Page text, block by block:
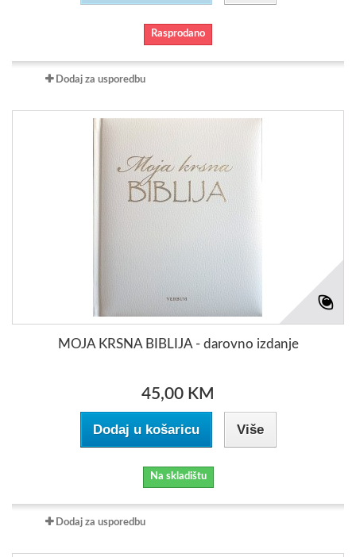
Rasprodano
Dodaj za usporedbu
MOJA KRSNA BIBLIJA - darovno izdanje
45,00 KM
Dodaj u košaricu Više
Na skladištu
Dodaj za usporedbu